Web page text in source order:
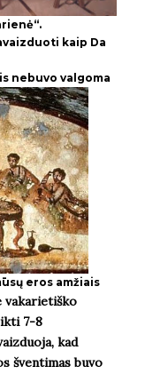
kaip Da
nebuvo valgoma
eros amžiais
vakarietiško
7-8
kad
šventimas buvo